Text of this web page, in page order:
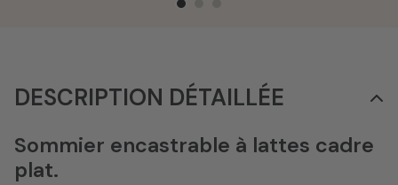
DESCRIPTION DÉTAILLÉE
Sommier encastrable à lattes cadre
plat.